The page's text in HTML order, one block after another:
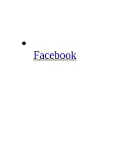
Facebook